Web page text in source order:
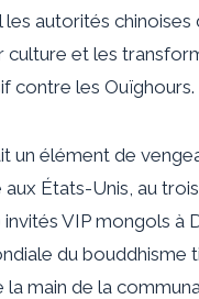
autorités
culture et les
contre les Ouïghours.
un élément de
États-Unis, au
VIP mongols à
du bouddhisme
main de la